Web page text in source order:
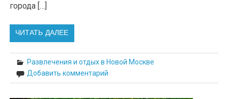
города […]
ЧИТАТЬ ДАЛЕЕ
Развлечения и отдых в Новой Москве
Добавить комментарий